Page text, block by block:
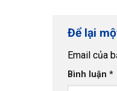
Để lại
Email của
Bình luận *